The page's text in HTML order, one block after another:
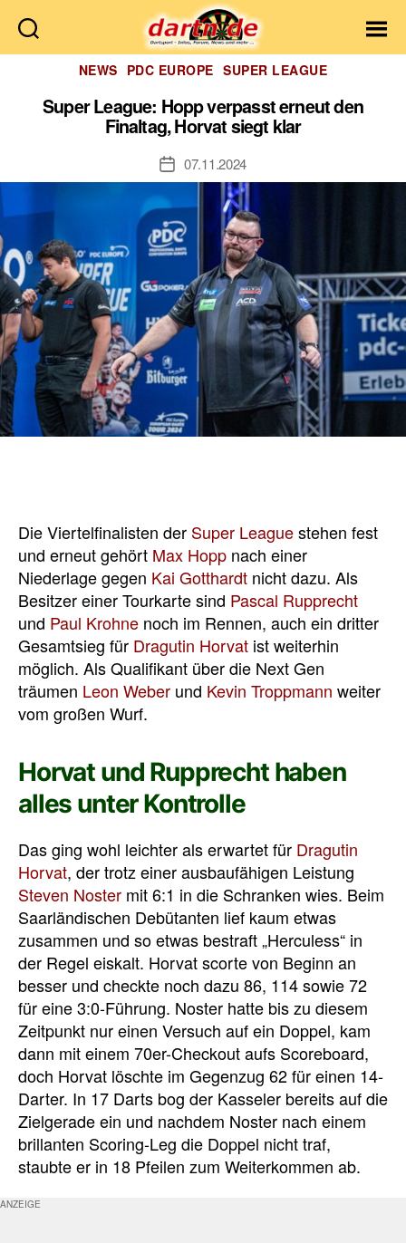
Dartn.de
Kategorien
NEWS PDC EUROPE SUPER LEAGUE
Super League: Hopp verpasst erneut den
Finaltag, Horvat siegt klar
Veröffentlichungsdatum
07.11.2024
Die Viertelfinalisten der Super Leaguestehen fest
und erneut gehört Max Hopp nach einer
Niederlage gegen Kai Gotthardt nicht dazu. Als
Besitzer einer Tourkarte sind Pascal Rupprecht
und Paul Krohne noch im Rennen, auch ein dritter
Gesamtsieg für Dragutin Horvat ist weiterhin
möglich. Als Qualifikant über die Next Gen
träumen Leon Weber und Kevin Troppmann weiter
vom großen Wurf.
Horvat und Rupprecht haben
alles unter Kontrolle
Das ging wohl leichter als erwartet für Dragutin
Horvat, der trotz einer ausbaufähigen Leistung
Steven Noster mit 6:1 in die Schranken wies. Beim
Saarländischen Debütanten lief kaum etwas
zusammen und so etwas bestraft „Herculess“ in
der Regel eiskalt. Horvat scorte von Beginn an
besser und checkte noch dazu 86, 114 sowie 72
für eine 3:0-Führung. Noster hatte bis zu diesem
Zeitpunkt nur einen Versuch auf ein Doppel, kam
dann mit einem 70er-Checkout aufs Scoreboard,
doch Horvat löschte im Gegenzug 62 für einen 14-
Darter. In 17 Darts bog der Kasseler bereits auf die
Zielgerade ein und nachdem Noster nach einem
brillanten Scoring-Leg die Doppel nicht traf,
staubte er in 18 Pfeilen zum Weiterkommen ab.